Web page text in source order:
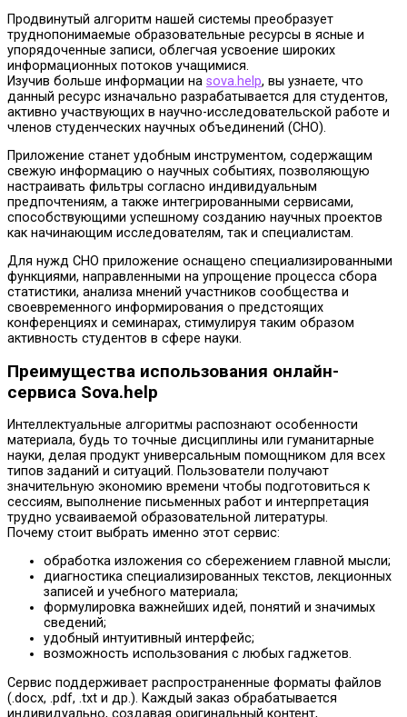
Продвинутый алгоритм нашей системы преобразует
труднопонимаемые образовательные ресурсы в ясные и
упорядоченные записи, облегчая усвоение широких
информационных потоков учащимися.
Изучив больше информации на sova.help, вы узнаете, что
данный ресурс изначально разрабатывается для студентов,
активно участвующих в научно-исследовательской работе и
членов студенческих научных объединений (СНО).
Приложение станет удобным инструментом, содержащим
свежую информацию о научных событиях, позволяющую
настраивать фильтры согласно индивидуальным
предпочтениям, а также интегрированными сервисами,
способствующими успешному созданию научных проектов
как начинающим исследователям, так и специалистам.
Для нужд СНО приложение оснащено специализированными
функциями, направленными на упрощение процесса сбора
статистики, анализа мнений участников сообщества и
своевременного информирования о предстоящих
конференциях и семинарах, стимулируя таким образом
активность студентов в сфере науки.
Преимущества использования онлайн-
сервиса Sova.help
Интеллектуальные алгоритмы распознают особенности
материала, будь то точные дисциплины или гуманитарные
науки, делая продукт универсальным помощником для всех
типов заданий и ситуаций. Пользователи получают
значительную экономию времени чтобы подготовиться к
сессиям, выполнение письменных работ и интерпретация
трудно усваиваемой образовательной литературы.
Почему стоит выбрать именно этот сервис:
обработка изложения со сбережением главной мысли;
диагностика специализированных текстов, лекционных
записей и учебного материала;
формулировка важнейших идей, понятий и значимых
сведений;
удобный интуитивный интерфейс;
возможность использования с любых гаджетов.
Сервис поддерживает распространенные форматы файлов
(.docx, .pdf, .txt и др.). Каждый заказ обрабатывается
индивидуально, создавая оригинальный контент,